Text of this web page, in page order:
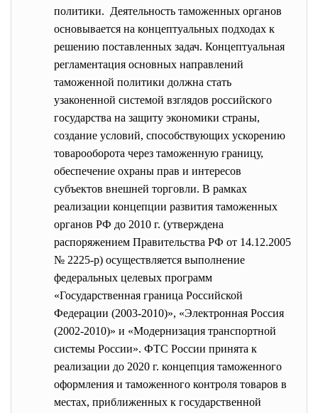
политики. Деятельность таможенных органов
основывается на концептуальных подходах к
решению поставленных задач. Концептуальная
регламентация основных направлений
таможенной политики должна стать
узаконенной системой взглядов российского
государства на защиту экономики страны,
создание условий, способствующих ускорению
товарооборота через таможенную границу,
обеспечение охраны прав и интересов
субъектов внешней торговли. В рамках
реализации концепции развития таможенных
органов РФ до 2010 г. (утверждена
распоряжением Правительства РФ от 14.12.2005
№ 2225-р) осуществляется выполнение
федеральных целевых программ
«Государственная граница Российской
Федерации (2003-2010)», «Электронная Россия
(2002-2010)» и «Модернизация транспортной
системы России». ФТС России принята к
реализации до 2020 г. концепция таможенного
оформления и таможенного контроля товаров в
местах, приближенных к государственной